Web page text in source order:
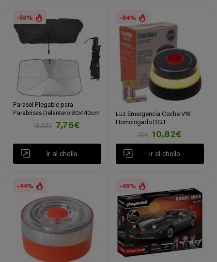
-58%
Parasol Plegable para
Parabrisas Delantero 80x140cm
18,62€
7,76€
Ir al chollo
-64%
Luz Emergencia Coche V16
Homologado DGT
30€
10,82€
Ir al chollo
-44% -49%